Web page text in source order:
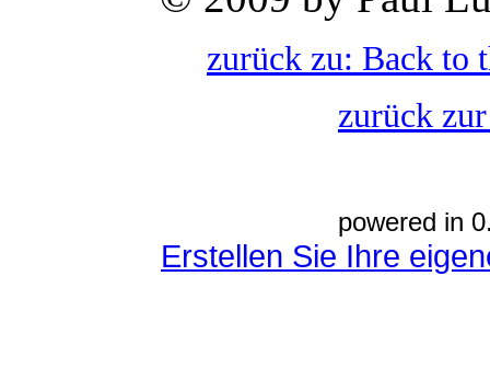
zurück zu: Back to
zurück
powered in
Erstellen Sie Ihre